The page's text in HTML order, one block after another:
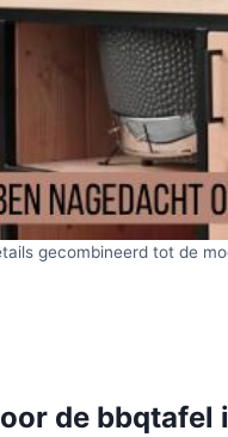
gecombineerd tot de
de bbqtafel